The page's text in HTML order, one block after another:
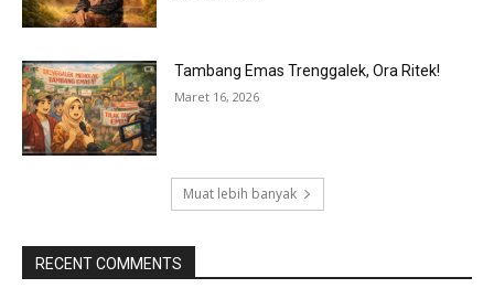
Tambang Emas Trenggalek, Ora Ritek!
Maret 16, 2026
Muat lebih banyak
RECENT COMMENTS